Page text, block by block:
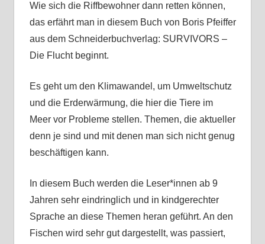
Wie sich die Riffbewohner dann retten können,
das erfährt man in diesem Buch von Boris Pfeiffer
aus dem Schneiderbuchverlag: SURVIVORS –
Die Flucht beginnt.
Es geht um den Klimawandel, um Umweltschutz
und die Erderwärmung, die hier die Tiere im
Meer vor Probleme stellen. Themen, die aktueller
denn je sind und mit denen man sich nicht genug
beschäftigen kann.
In diesem Buch werden die Leser*innen ab 9
Jahren sehr eindringlich und in kindgerechter
Sprache an diese Themen heran geführt. An den
Fischen wird sehr gut dargestellt, was passiert,